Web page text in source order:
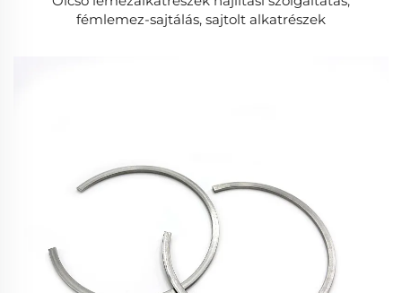
fémlemez-sajtálás, sajtolt alkatrészek